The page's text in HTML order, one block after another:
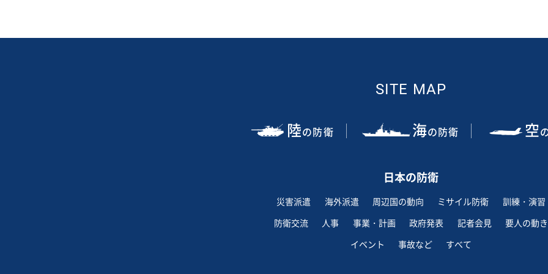
SITE MAP
陸の防衛 海の防衛 空
日本の防衛
災害派遣 海外派遣 周辺国の動向 ミサイル防衛
訓練・演習
防衛交流
人事 事業・計画 政府発表 記者会見
要人の動き
イベント
事故など すべて